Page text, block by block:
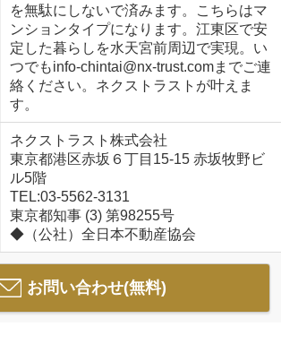
を無駄にしないで済みます。こちらはマ
ンションタイプになります。江東区で安
定した暮らしを水天宮前周辺で実現。い
つでもinfo-chintai@nx-trust.comまでご連
絡ください。ネクストラストが叶えま
す。
ネクストラスト株式会社
東京都港区赤坂６丁目15-15 赤坂牧野ビ
ル5階
TEL:03-5562-3131
東京都知事 (3) 第98255号
◆（公社）全日本不動産協会
お問い合わせ(無料)